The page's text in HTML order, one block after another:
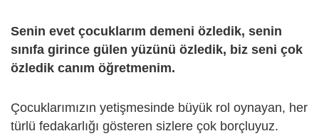
Senin evet çocuklarım demeni özledik, senin
sınıfa girince gülen yüzünü özledik, biz seni çok
özledik canım öğretmenim.
Çocuklarımızın yetişmesinde büyük rol oynayan, her
türlü fedakarlığı gösteren sizlere çok borçluyuz.